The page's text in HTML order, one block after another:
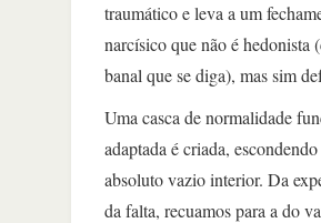
traumático e leva a um
narcísico que não é hedonista
banal que se diga), mas sim
Uma casca de normalidade
adaptada é criada,
absoluto vazio interior. Da
da falta, recuamos para a do